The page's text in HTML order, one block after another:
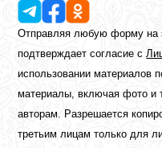
Отправляя любую форму на
подтверждает согласие с
использовании материалов
материалы, включая фото и
авторам. Разрешается
третьим лицам только для